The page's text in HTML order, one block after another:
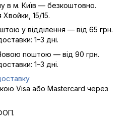
в м. Київ — безкоштовно.
Хвойки, 15/15.
у відділення — від 65 грн.
1–3 дні.
поштою — від 90 грн.
1–3 дні.
Visa або Mastercard через